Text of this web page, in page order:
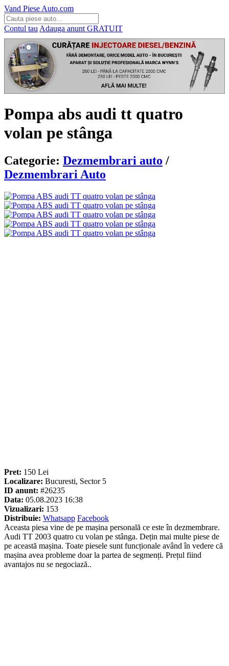
Vand Piese Auto.com
Contul tau Adauga anunt GRATUIT
Pompa abs audi tt quatro
volan pe stânga
Categorie: Dezmembrari auto /
Dezmembrari Auto
Pret: 150 Lei
Localizare: Bucuresti, Sector 5
ID anunt: #26235
Data: 05.08.2023 16:38
Vizualizari: 153
Distribuie: Whatsapp Facebook
Aceasta piesa vine de pe mașina personală ce este în dezmembrare.
Audi TT 2003 quatro cu volan pe stânga. Dețin mai multe piese de
pe această mașina. Toate piesele sunt funcționale având în vedere că
mașina avea probleme doar la partea de segmenți. Prețul fiind
avantajos nu se negociază..